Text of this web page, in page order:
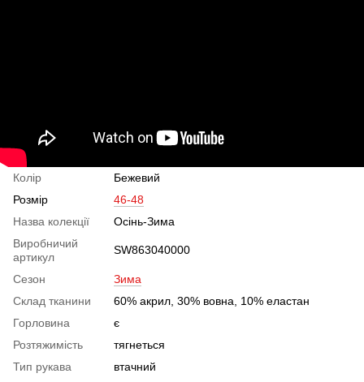
Колір
Бежевий
Розмір
46-48
Назва колекції
Осінь-Зима
Виробничий
артикул
SW863040000
Сезон
Зима
Склад тканини
60% акрил, 30% вовна, 10% еластан
Горловина
є
Розтяжимість
тягнеться
Тип рукава
втачний